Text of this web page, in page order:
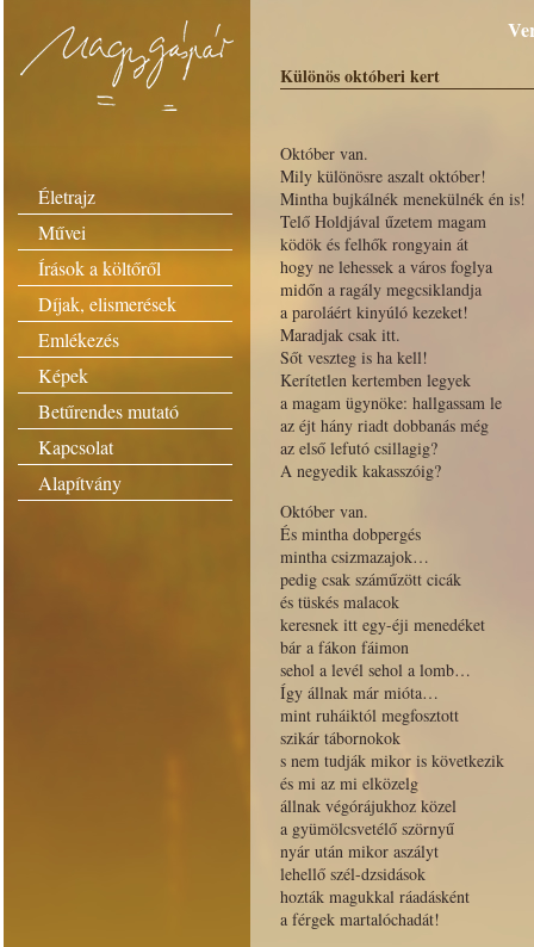
Életrajz
Művei
Írások a költőről
Díjak, elismerések
Emlékezés
Képek
Betűrendes mutató
Kapcsolat
Alapítvány
Különös októberi kert
Október van.
Mily különösre aszalt október!
Mintha bujkálnék menekülnék én is!
Telő Holdjával űzetem magam
ködök és felhők rongyain át
hogy ne lehessek a város foglya
midőn a ragály megcsiklandja
a paroláért kinyúló kezeket!
Maradjak csak itt.
Sőt veszteg is ha kell!
Kerítetlen kertemben legyek
a magam ügynöke: hallgassam le
az éjt hány riadt dobbanás még
az első lefutó csillagig?
A negyedik kakasszóig?
Október van.
És mintha dobpergés
mintha csizmazajok…
pedig csak száműzött cicák
és tüskés malacok
keresnek itt egy-éji menedéket
bár a fákon fáimon
sehol a levél sehol a lomb…
Így állnak már mióta…
mint ruháiktól megfosztott
szikár tábornokok
s nem tudják mikor is következik
és mi az mi elközelg
állnak végórájukhoz közel
a gyümölcsvetélő szörnyű
nyár után mikor aszályt
lehellő szél-dzsidások
hozták magukkal ráadásként
a férgek martalóchadát!